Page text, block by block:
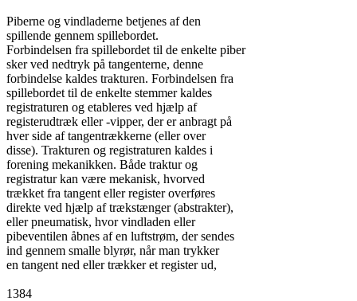
Piberne og vindladerne betjenes af den
spillende gennem spillebordet.
Forbindelsen fra spillebordet til de enkelte piber
sker ved nedtryk på tangenterne, denne
forbindelse kaldes trakturen. Forbindelsen fra
spillebordet til de enkelte stemmer kaldes
registraturen og etableres ved hjælp af
registerudtræk eller -vipper, der er anbragt på
hver side af tangentrækkerne (eller over
disse). Trakturen og registraturen kaldes i
forening mekanikken. Både traktur og
registratur kan være mekanisk, hvorved
trækket fra tangent eller register overføres
direkte ved hjælp af trækstænger (abstrakter),
eller pneumatisk, hvor vindladen eller
pibeventilen åbnes af en luftstrøm, der sendes
ind gennem smalle blyrør, når man trykker
en tangent ned eller trækker et register ud,
1384